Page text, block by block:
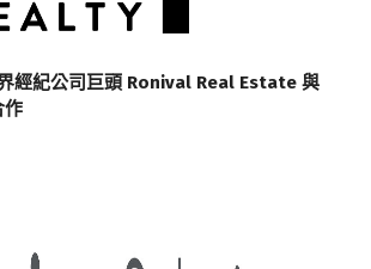
經紀公司巨頭 Ronival Real Estate 與
作